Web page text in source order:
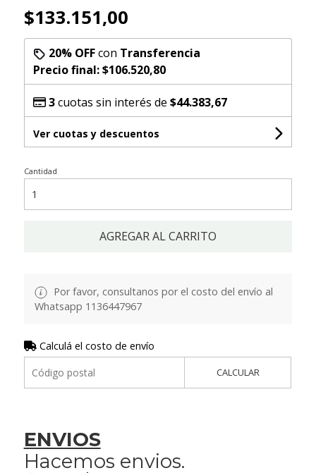
$133.151,00
20% OFFcon Transferencia
Precio final:$106.520,80
3cuotas sin interés de $44.383,67
Ver cuotas y descuentos
Cantidad
AGREGAR AL CARRITO
Por favor, consultanos por el costo del envío al
Whatsapp 1136447967
Calculá el costo de envío
CALCULAR
ENVIOS
Hacemos envios.